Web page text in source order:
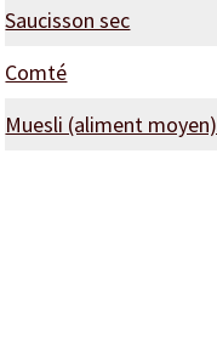
Saucisson sec
Comté
Muesli (aliment moyen)